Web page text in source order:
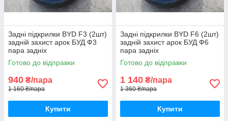
Задні підкрилки BYD F3 (2шт)
задній захист арок БУД Ф3
пара задніх
Готово до відправки
940 ₴/пара
1 160 ₴/пара
Купити
Задні підкрилки BYD F6 (2шт)
задній захист арок БУД Ф6
пара задніх
Готово до відправки
1 140 ₴/пара
1 360 ₴/пара
Купити